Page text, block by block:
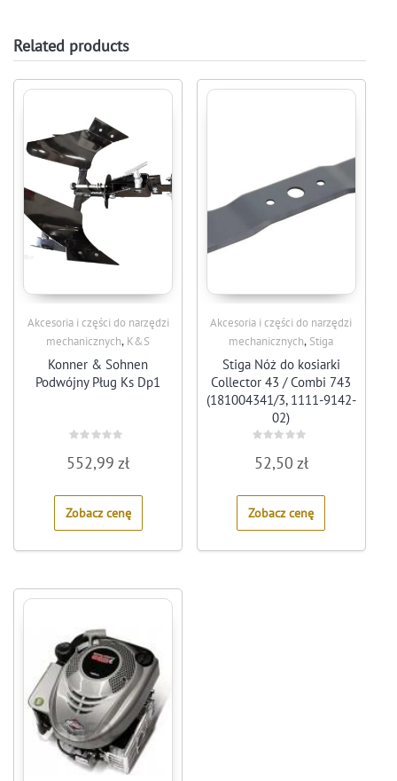
Related products
Akcesoria i części do narzędzi
mechanicznych, K&S
Konner & Sohnen
Podwójny Pług Ks Dp1
0
out
5
552,99zł
Zobacz cenę
Akcesoria i części do narzędzi
mechanicznych, Stiga
Stiga Nóż do kosiarki
Collector 43 / Combi 743
(181004341/3, 1111-9142-
02)
0
out
5
52,50 zł
Zobacz cenę